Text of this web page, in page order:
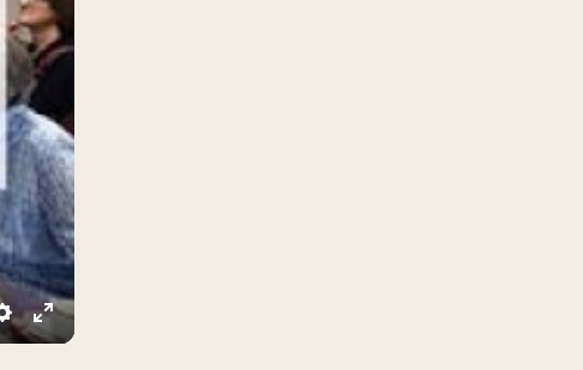
Settings
Enter